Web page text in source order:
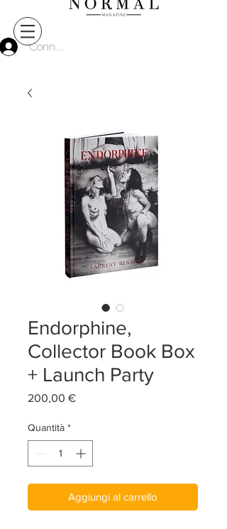
Connect
Endorphine,
Collector Book Box
+ Launch Party
200,00 €Prezzo
Quantità *
Aggiungi al carrello